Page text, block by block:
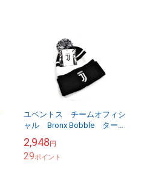
ユベントス チームオフィシ
ャル Bronx Bobble ターン
商品同梱OK・送料無料商品】
2,948円
29ポイント